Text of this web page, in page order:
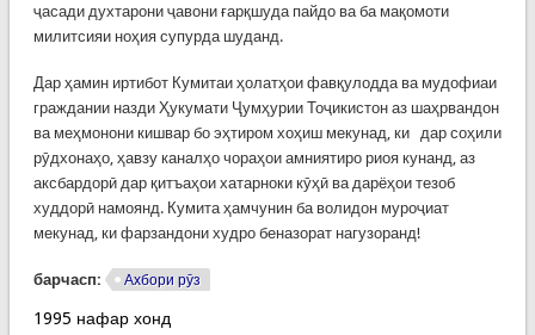
ҷасади духтарони ҷавони ғарқшуда пайдо ва ба мақомоти
милитсияи ноҳия супурда шуданд.
Дар ҳамин иртибот Кумитаи ҳолатҳои фавқулодда ва мудофиаи
граждании назди Ҳукумати Ҷумҳурии Тоҷикистон аз шаҳрвандон
ва меҳмонони кишвар бо эҳтиром хоҳиш мекунад, ки дар соҳили
рӯдхонаҳо, ҳавзу каналҳо чораҳои амниятиро риоя кунанд, аз
аксбардорӣ дар қитъаҳои хатарноки кӯҳӣ ва дарёҳои тезоб
худдорӣ намоянд. Кумита ҳамчунин ба волидон муроҷиат
мекунад, ки фарзандони худро беназорат нагузоранд!
барчасп: Ахбори рӯз
1995 нафар хонд